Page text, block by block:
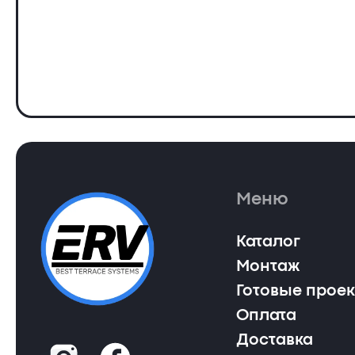
Меню
Каталог
Монтаж
Готовые
Оплата
Доставка